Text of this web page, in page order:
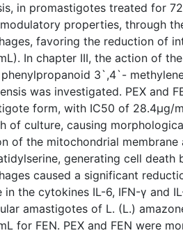
in promastigotes treated for
properties, through
favoring the reduction of
In chapter III, the action of
3`,4`-
was investigated. PEX and
form, with IC50 of 28.4μg/
of culture, causing
of the mitochondrial
generating cell
caused a significant
in the cytokines IL-6, IFN-γ and
amastigotes of L. (L.)
for FEN. PEX and FEN were